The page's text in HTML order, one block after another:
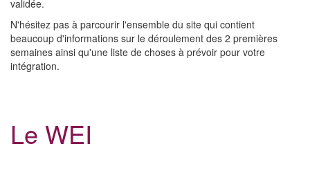
validée.
N'hésitez pas à parcourir l'ensemble du site qui contient
beaucoup d'informations sur le déroulement des 2 premières
semaines ainsi qu'une liste de choses à prévoir pour votre
intégration.
Le WEI